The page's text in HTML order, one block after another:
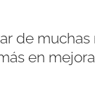
de
en